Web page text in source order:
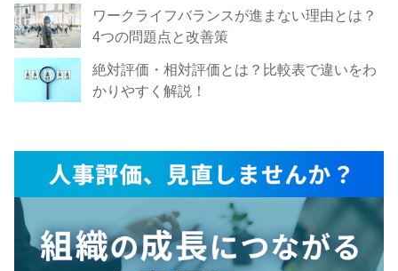
ワークライフバランスが進まない理由とは？
4つの問題点と改善策
絶対評価・相対評価とは？比較表で違いをわ
かりやすく解説！